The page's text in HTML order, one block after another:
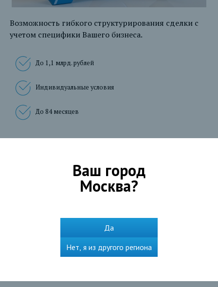
Возможность гибкого структурирования сделки с
учетом специфики Вашего бизнеса.
До 1,1 млрд. рублей
Индивидуальные условия
До 84 месяцев
Ваш город
Москва?
Да
Нет, я из другого региона